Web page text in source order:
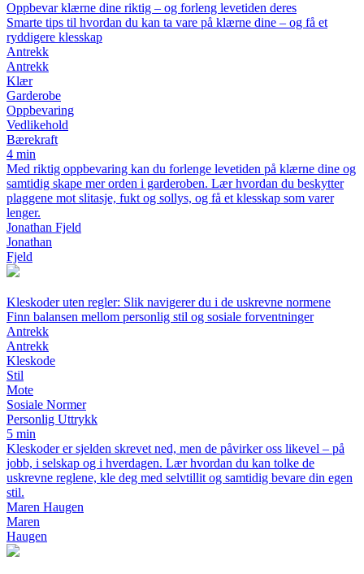
Oppbevar klærne dine riktig – og forleng levetiden deres
Smarte tips til hvordan du kan ta vare på klærne dine – og få et
ryddigere klesskap
Antrekk
Antrekk
Klær
Garderobe
Oppbevaring
Vedlikehold
Bærekraft
4 min
Med riktig oppbevaring kan du forlenge levetiden på klærne dine og
samtidig skape mer orden i garderoben. Lær hvordan du beskytter
plaggene mot slitasje, fukt og sollys, og få et klesskap som varer
lenger.
Jonathan Fjeld
Jonathan
Fjeld
Kleskoder uten regler: Slik navigerer du i de uskrevne normene
Finn balansen mellom personlig stil og sosiale forventninger
Antrekk
Antrekk
Kleskode
Stil
Mote
Sosiale Normer
Personlig Uttrykk
5 min
Kleskoder er sjelden skrevet ned, men de påvirker oss likevel – på
jobb, i selskap og i hverdagen. Lær hvordan du kan tolke de
uskrevne reglene, kle deg med selvtillit og samtidig bevare din egen
stil.
Maren Haugen
Maren
Haugen